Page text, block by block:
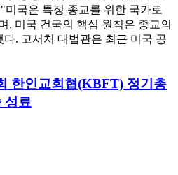
미국은 특정 종교를 위한 국가로
, 미국 건국의 핵심 원칙은 종교의
. 고서치 대법관은 최근 미국 공
한인교회협(KBFT) 정기총
성료